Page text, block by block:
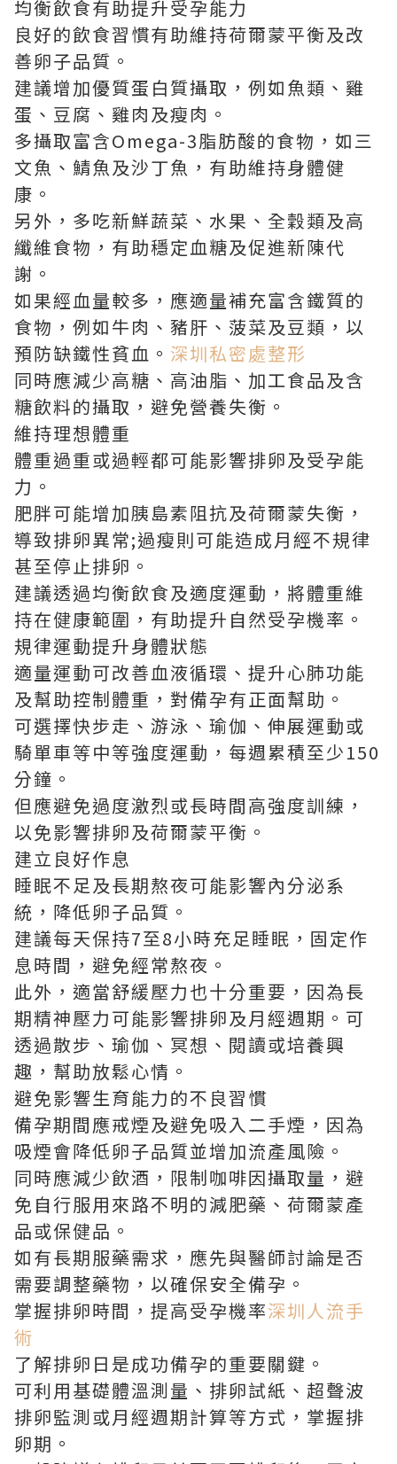
均衡飲食有助提升受孕能力
良好的飲食習慣有助維持荷爾蒙平衡及改
善卵子品質。
建議增加優質蛋白質攝取，例如魚類、雞
蛋、豆腐、雞肉及瘦肉。
多攝取富含Omega-3脂肪酸的食物，如三
文魚、鯖魚及沙丁魚，有助維持身體健
康。
另外，多吃新鮮蔬菜、水果、全穀類及高
纖維食物，有助穩定血糖及促進新陳代
謝。
如果經血量較多，應適量補充富含鐵質的
食物，例如牛肉、豬肝、菠菜及豆類，以
預防缺鐵性貧血。 深圳私密處整形
同時應減少高糖、高油脂、加工食品及含
糖飲料的攝取，避免營養失衡。
維持理想體重
體重過重或過輕都可能影響排卵及受孕能
力。
肥胖可能增加胰島素阻抗及荷爾蒙失衡，
導致排卵異常;過瘦則可能造成月經不規律
甚至停止排卵。
建議透過均衡飲食及適度運動，將體重維
持在健康範圍，有助提升自然受孕機率。
規律運動提升身體狀態
適量運動可改善血液循環、提升心肺功能
及幫助控制體重，對備孕有正面幫助。
可選擇快步走、游泳、瑜伽、伸展運動或
騎單車等中等強度運動，每週累積至少150
分鐘。
但應避免過度激烈或長時間高強度訓練，
以免影響排卵及荷爾蒙平衡。
建立良好作息
睡眠不足及長期熬夜可能影響內分泌系
統，降低卵子品質。
建議每天保持7至8小時充足睡眠，固定作
息時間，避免經常熬夜。
此外，適當舒緩壓力也十分重要，因為長
期精神壓力可能影響排卵及月經週期。可
透過散步、瑜伽、冥想、閱讀或培養興
趣，幫助放鬆心情。
避免影響生育能力的不良習慣
備孕期間應戒煙及避免吸入二手煙，因為
吸煙會降低卵子品質並增加流產風險。
同時應減少飲酒，限制咖啡因攝取量，避
免自行服用來路不明的減肥藥、荷爾蒙產
品或保健品。
如有長期服藥需求，應先與醫師討論是否
需要調整藥物，以確保安全備孕。
掌握排卵時間，提高受孕機率深圳人流手
術
了解排卵日是成功備孕的重要關鍵。
可利用基礎體溫測量、排卵試紙、超聲波
排卵監測或月經週期計算等方式，掌握排
卵期。